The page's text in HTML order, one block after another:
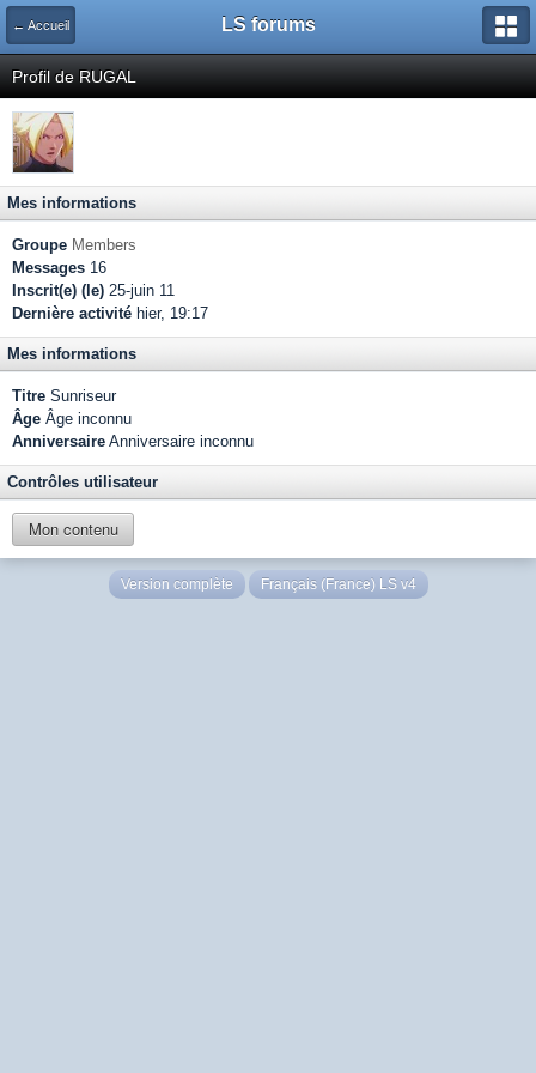
← Accueil LS forums
Profil de RUGAL
Mes informations
Groupe Members
Messages 16
Inscrit(e) (le) 25-juin 11
Dernière activité hier, 19:17
Mes informations
Titre Sunriseur
Âge Âge inconnu
Anniversaire Anniversaire inconnu
Contrôles utilisateur
Mon contenu
Version complète Français (France) LS v4